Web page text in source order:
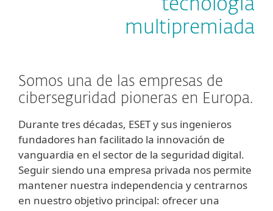
tecnología
multipremiada
Somos una de las empresas de
ciberseguridad pioneras en Europa.
Durante tres décadas, ESET y sus ingenieros
fundadores han facilitado la innovación de
vanguardia en el sector de la seguridad digital.
Seguir siendo una empresa privada nos permite
mantener nuestra independencia y centrarnos
en nuestro objetivo principal: ofrecer una